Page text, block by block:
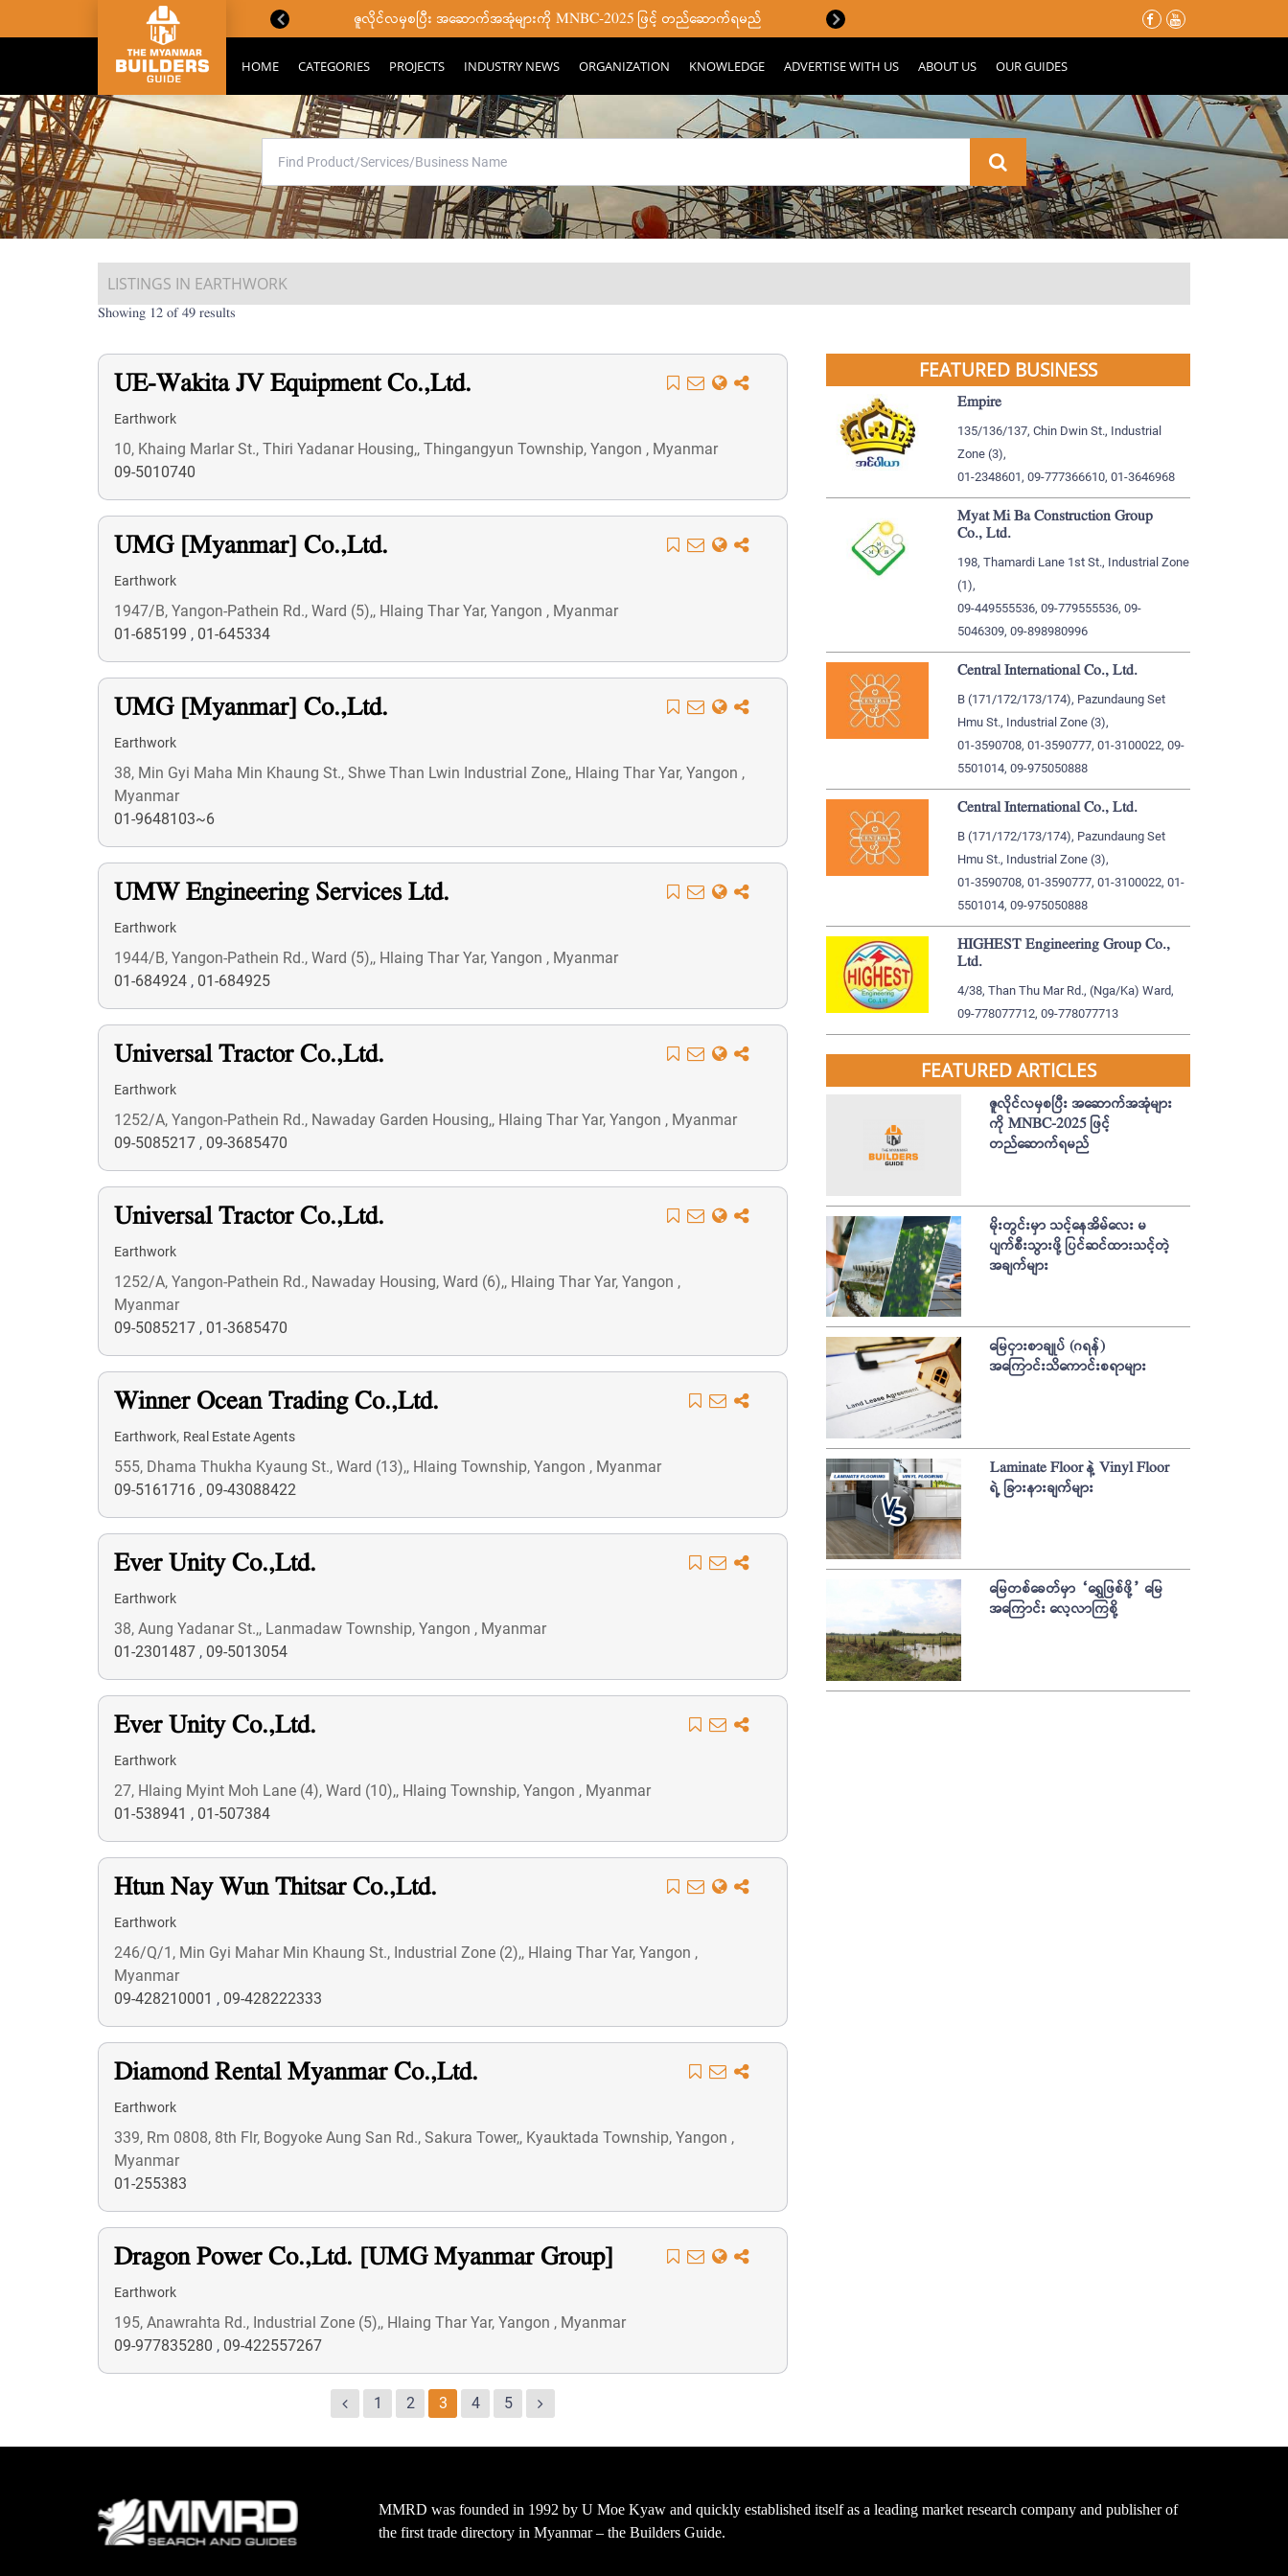
ဇူလိုင်လမှစပြီး အဆောက်အအုံများကို MNBC-2025 ဖြင့် တည်ဆောက်ရမည် မိုးတွင်းမှာ သင့်နေအိမ်လေး မပျက်စီးသွားဖို့ ပြင်ဆင်ထားသင့်တဲ့ အခ
HOME CATEGORIES PROJECTS INDUSTRY NEWS ORGANIZATION KNOWLEDGE ADVERTISE WITH US ABOUT US OUR GUIDES
LISTINGS IN EARTHWORK
Showing 12 of 49 results
UE-Wakita JV Equipment Co.,Ltd.
Earthwork
10, Khaing Marlar St., Thiri Yadanar Housing,, Thingangyun Township, Yangon , Myanmar
09-5010740
UMG [Myanmar] Co.,Ltd.
Earthwork
1947/B, Yangon-Pathein Rd., Ward (5),, Hlaing Thar Yar, Yangon , Myanmar
01-685199 , 01-645334
UMG [Myanmar] Co.,Ltd.
Earthwork
38, Min Gyi Maha Min Khaung St., Shwe Than Lwin Industrial Zone,, Hlaing Thar Yar, Yangon ,
Myanmar
01-9648103~6
UMW Engineering Services Ltd.
Earthwork
1944/B, Yangon-Pathein Rd., Ward (5),, Hlaing Thar Yar, Yangon , Myanmar
01-684924 , 01-684925
Universal Tractor Co.,Ltd.
Earthwork
1252/A, Yangon-Pathein Rd., Nawaday Garden Housing,, Hlaing Thar Yar, Yangon , Myanmar
09-5085217 , 09-3685470
Universal Tractor Co.,Ltd.
Earthwork
1252/A, Yangon-Pathein Rd., Nawaday Housing, Ward (6),, Hlaing Thar Yar, Yangon ,
Myanmar
09-5085217 , 01-3685470
Winner Ocean Trading Co.,Ltd.
Earthwork, Real Estate Agents
555, Dhama Thukha Kyaung St., Ward (13),, Hlaing Township, Yangon , Myanmar
09-5161716 , 09-43088422
Ever Unity Co.,Ltd.
Earthwork
38, Aung Yadanar St.,, Lanmadaw Township, Yangon , Myanmar
01-2301487 , 09-5013054
Ever Unity Co.,Ltd.
Earthwork
27, Hlaing Myint Moh Lane (4), Ward (10),, Hlaing Township, Yangon , Myanmar
01-538941 , 01-507384
Htun Nay Wun Thitsar Co.,Ltd.
Earthwork
246/Q/1, Min Gyi Mahar Min Khaung St., Industrial Zone (2),, Hlaing Thar Yar, Yangon ,
Myanmar
09-428210001 , 09-428222333
Diamond Rental Myanmar Co.,Ltd.
Earthwork
339, Rm 0808, 8th Flr, Bogyoke Aung San Rd., Sakura Tower,, Kyauktada Township, Yangon ,
Myanmar
01-255383
Dragon Power Co.,Ltd. [UMG Myanmar Group]
Earthwork
195, Anawrahta Rd., Industrial Zone (5),, Hlaing Thar Yar, Yangon , Myanmar
09-977835280 , 09-422557267
1 2 3 4 5
FEATURED BUSINESS
Empire
135/136/137, Chin Dwin St., Industrial
Zone (3),
01-2348601, 09-777366610, 01-3646968
Myat Mi Ba Construction Group
Co., Ltd.
198, Thamardi Lane 1st St., Industrial Zone
(1),
09-449555536, 09-779555536, 09-
5046309, 09-898980996
Central International Co., Ltd.
B (171/172/173/174), Pazundaung Set
Hmu St., Industrial Zone (3),
01-3590708, 01-3590777, 01-3100022, 09-
5501014, 09-975050888
Central International Co., Ltd.
B (171/172/173/174), Pazundaung Set
Hmu St., Industrial Zone (3),
01-3590708, 01-3590777, 01-3100022, 01-
5501014, 09-975050888
HIGHEST Engineering Group Co.,
Ltd.
4/38, Than Thu Mar Rd., (Nga/Ka) Ward,
09-778077712, 09-778077713
FEATURED ARTICLES
ဇူလိုင်လမှစပြီး အဆောက်အအုံများ
ကို MNBC-2025 ဖြင့်
တည်ဆောက်ရမည်
မိုးတွင်းမှာ သင့်နေအိမ်လေး မ
ပျက်စီးသွားဖို့ ပြင်ဆင်ထားသင့်တဲ့
အချက်များ
မြေငှားစာချုပ် (ဂရန်)
အကြောင်းသိကောင်းစရာများ
Laminate Floor နဲ့ Vinyl Floor
ရဲ့ ခြားနားချက်များ
မြေတစ်ခေတ်မှာ “ရွှေဖြစ်ဖို့” မြေ
အကြောင်း လေ့လာကြစို့
MMRD was founded in 1992 by U Moe Kyaw and quickly established itself as a leading market research company and publisher of
the first trade directory in Myanmar – the Builders Guide.